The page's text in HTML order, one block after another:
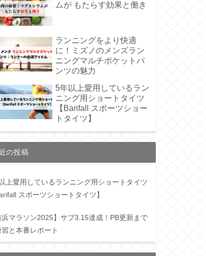
ムが もたらす効果と働き
ランニングをより快適
に！ミズノのメンズラン
ニングマルチポケットパ
ンツの魅力
5年以上愛用しているラン
ニング用ショートタイツ
【Barifall スポーツショー
トタイツ】
の投稿
上愛用しているランニング用ショートタイツ
スポーツショートタイツ】
浜マラソン2025】サブ3.15達成！PB更新まで
と本番レポート